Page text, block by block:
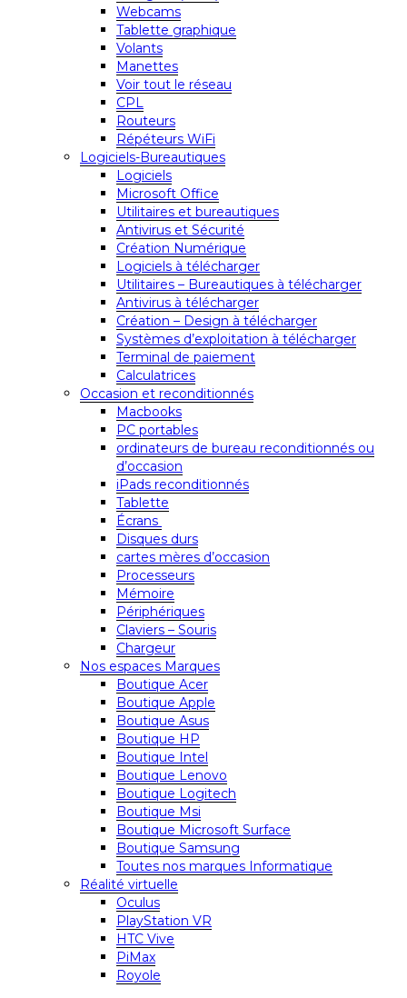
Webcams
Tablette graphique
Volants
Manettes
Voir tout le réseau
CPL
Routeurs
Répéteurs WiFi
Logiciels-Bureautiques
Logiciels
Microsoft Office
Utilitaires et bureautiques
Antivirus et Sécurité
Création Numérique
Logiciels à télécharger
Utilitaires – Bureautiques à télécharger
Antivirus à télécharger
Création – Design à télécharger
Systèmes d’exploitation à télécharger
Terminal de paiement
Calculatrices
Occasion et reconditionnés
Macbooks
PC portables
ordinateurs de bureau reconditionnés ou
d’occasion
iPads reconditionnés
Tablette
Écrans
Disques durs
cartes mères d’occasion
Processeurs
Mémoire
Périphériques
Claviers – Souris
Chargeur
Nos espaces Marques
Boutique Acer
Boutique Apple
Boutique Asus
Boutique HP
Boutique Intel
Boutique Lenovo
Boutique Logitech
Boutique Msi
Boutique Microsoft Surface
Boutique Samsung
Toutes nos marques Informatique
Réalité virtuelle
Oculus
PlayStation VR
HTC Vive
PiMax
Royole